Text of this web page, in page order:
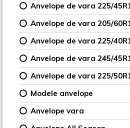
Anvelope de vara 225/
Anvelope de vara 205/
Anvelope de vara 225/
Anvelope de vara 245/
Anvelope de vara 225/
Modele anvelope
Anvelope vara